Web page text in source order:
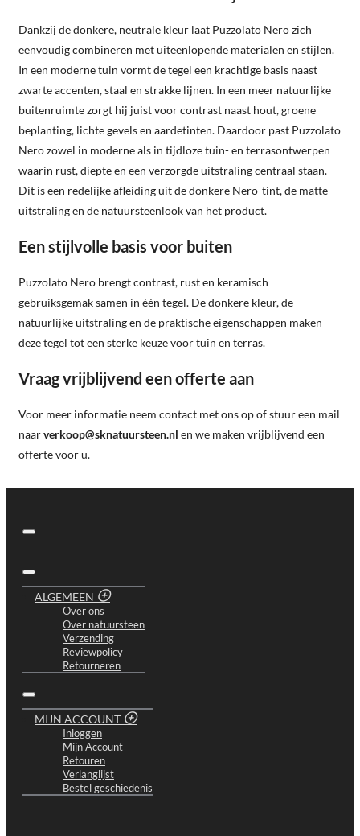
Dankzij de donkere, neutrale kleur laat Puzzolato Nero zich
eenvoudig combineren met uiteenlopende materialen en stijlen.
In een moderne tuin vormt de tegel een krachtige basis naast
zwarte accenten, staal en strakke lijnen. In een meer natuurlijke
buitenruimte zorgt hij juist voor contrast naast hout, groene
beplanting, lichte gevels en aardetinten. Daardoor past Puzzolato
Nero zowel in moderne als in tijdloze tuin- en terrasontwerpen
waarin rust, diepte en een verzorgde uitstraling centraal staan.
Dit is een redelijke afleiding uit de donkere Nero-tint, de matte
uitstraling en de natuursteenlook van het product.
Een stijlvolle basis voor buiten
Puzzolato Nero brengt contrast, rust en keramisch
gebruiksgemak samen in één tegel. De donkere kleur, de
natuurlijke uitstraling en de praktische eigenschappen maken
deze tegel tot een sterke keuze voor tuin en terras.
Vraag vrijblijvend een offerte aan
Voor meer informatie neem contact met ons op of stuur een mail
naarverkoop@sknatuursteen.nl en we maken vrijblijvend een
offerte voor u.
ALGEMEEN
Over ons
Over natuursteen
Verzending
Reviewpolicy
Retourneren
MIJN ACCOUNT
Inloggen
Mijn Account
Retouren
Verlanglijst
Bestel geschiedenis